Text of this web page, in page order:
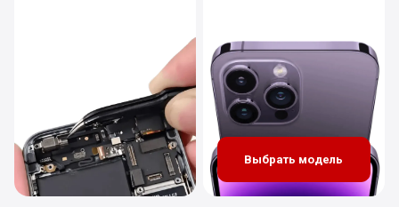
Выбрать модель